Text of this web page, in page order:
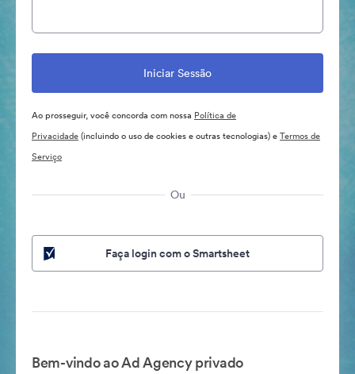
Ao prosseguir, você concorda com nossa Política de
Privacidade(incluindo o uso de cookies e outras tecnologias) eTermos de
Serviço
Ou
Faça login com o Smartsheet
Bem-vindo ao Ad Agency privado